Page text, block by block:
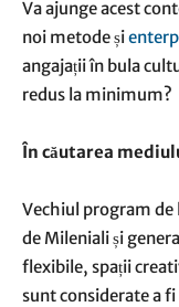
Va ajunge acest
noi metode și
angajații în bula
redus la minimum?
În căutarea
Vechiul program de
de Mileniali și
flexibile, spații
sunt considerate a